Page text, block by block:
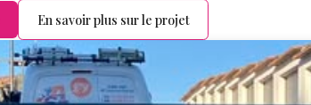
En savoir plus sur le projet